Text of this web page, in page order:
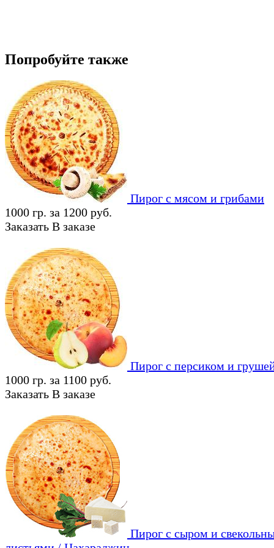
Попробуйте также
Пирог с мясом и грибами
1000 гр. за 1200 руб.
Заказать В заказе
Пирог с персиком и
1000 гр. за 1100 руб.
Заказать В заказе
Пирог с сыром и